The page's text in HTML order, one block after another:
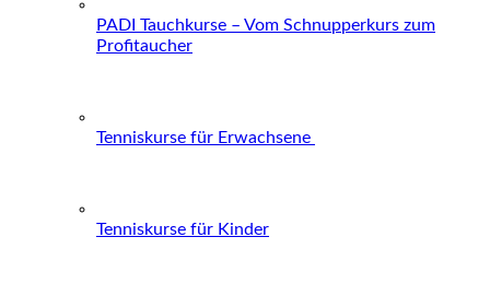
PADI Tauchkurse – Vom Schnupperkurs zum
Profitaucher
Tenniskurse für Erwachsene
Tenniskurse für Kinder